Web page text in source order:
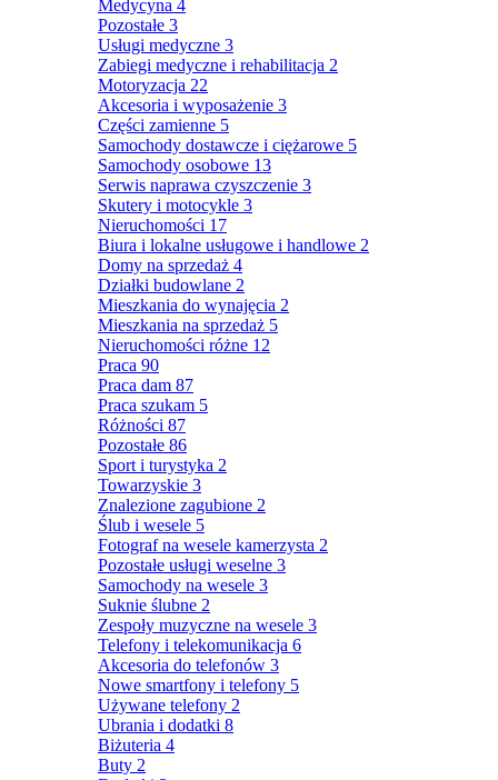
Medycyna 4
Pozostałe 3
Usługi medyczne 3
Zabiegi medyczne i rehabilitacja 2
Motoryzacja 22
Akcesoria i wyposażenie 3
Części zamienne 5
Samochody dostawcze i ciężarowe 5
Samochody osobowe 13
Serwis naprawa czyszczenie 3
Skutery i motocykle 3
Nieruchomości 17
Biura i lokalne usługowe i handlowe 2
Domy na sprzedaż 4
Działki budowlane 2
Mieszkania do wynajęcia 2
Mieszkania na sprzedaż 5
Nieruchomości różne 12
Praca 90
Praca dam 87
Praca szukam 5
Różności 87
Pozostałe 86
Sport i turystyka 2
Towarzyskie 3
Znalezione zagubione 2
Ślub i wesele 5
Fotograf na wesele kamerzysta 2
Pozostałe usługi weselne 3
Samochody na wesele 3
Suknie ślubne 2
Zespoły muzyczne na wesele 3
Telefony i telekomunikacja 6
Akcesoria do telefonów 3
Nowe smartfony i telefony 5
Używane telefony 2
Ubrania i dodatki 8
Biżuteria 4
Buty 2